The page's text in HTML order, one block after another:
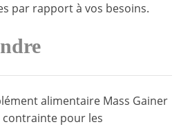
par rapport à vos besoins.
alimentaire Mass Gainer
contrainte pour les